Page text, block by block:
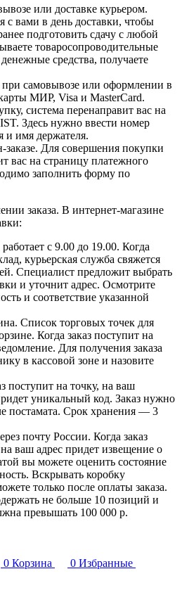
или доставке курьером.
с вами в день доставки, чтобы
подготовить сдачу с любой
товаросопроводительные
средства, получаете
при самовывозе или оформлении в
МИР, Visa и MasterCard.
система перенаправит вас на
Здесь нужно ввести номер
и имя держателя.
Для совершения покупки
вас на страницу платежного
заполнить форму по
заказа. В интернет-магазине
с 9.00 до 19.00. Когда
курьерская служба свяжется
Специалист предложит выбрать
и уточнит адрес. Осмотрите
и соответствие указанной
Список торговых точек для
Когда заказ поступит на
Для получения заказа
в кассовой зоне и назовите
поступит на точку, на ваш
уникальный код. Заказ нужно
постамата. Срок хранения — 3
почту России. Когда заказ
ваш адрес придет извещение о
вы можете оценить состояние
Вскрывать коробку
только после оплаты заказа.
не больше 10 позиций и
превышать 100 000 р.
0 Корзина 0 Избранные